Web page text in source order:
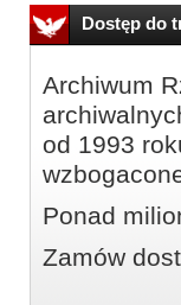
Dostęp do
Archiwum
od 1993
Ponad
Zamów